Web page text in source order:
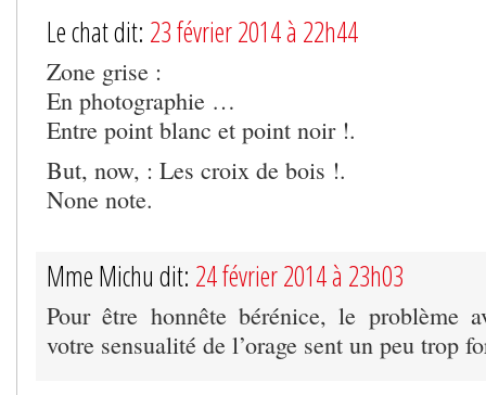
Le chat dit: 23 février 2014 à 22h44
Zone grise :
En photographie …
Entre point blanc et point noir !.
But, now, : Les croix de bois !.
None note.
Mme Michu dit: 24 février 2014 à 23h03
Pour être honnête bérénice, le problème
votre sensualité de l’orage sent un peu trop